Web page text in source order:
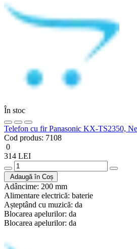
În stoc
Telefon cu fir Panasonic KX-TS2350,
Cod produs: 7108
0
314 LEI
Adaugă în Coș
Adâncime: 200 mm
Alimentare electrică: baterie
Așteptând cu muzică: da
Blocarea apelurilor: da
Blocarea apelurilor: da